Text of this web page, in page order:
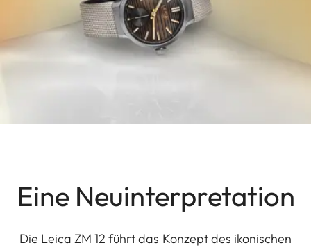
Eine Neuinterpretation
Die Leica ZM 12 führt das Konzept des ikonischen